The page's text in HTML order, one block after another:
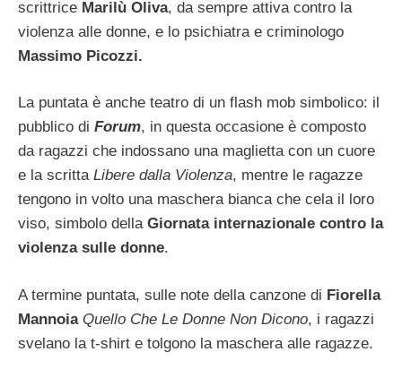
scrittrice Marilù Oliva, da sempre attiva contro la
violenza alle donne, e lo psichiatra e criminologo
Massimo Picozzi.
La puntata è anche teatro di un flash mob simbolico: il
pubblico di Forum, in questa occasione è composto
da ragazzi che indossano una maglietta con un cuore
e la scrittaLibere dalla Violenza, mentre le ragazze
tengono in volto una maschera bianca che cela il loro
viso, simbolo della Giornata internazionale contro la
violenza sulle donne.
A termine puntata, sulle note della canzone di Fiorella
Mannoia Quello Che Le Donne Non Dicono, i ragazzi
svelano la t-shirt e tolgono la maschera alle ragazze.